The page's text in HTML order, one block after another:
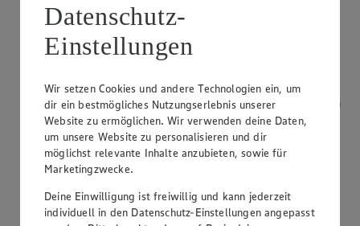
Datenschutz-
Einstellungen
Wir setzen Cookies und andere Technologien ein, um
dir ein bestmögliches Nutzungserlebnis unserer
Website zu ermöglichen. Wir verwenden deine Daten,
um unsere Website zu personalisieren und dir
möglichst relevante Inhalte anzubieten, sowie für
Marketingzwecke.
Deine Einwilligung ist freiwillig und kann jederzeit
individuell in den Datenschutz-Einstellungen angepasst